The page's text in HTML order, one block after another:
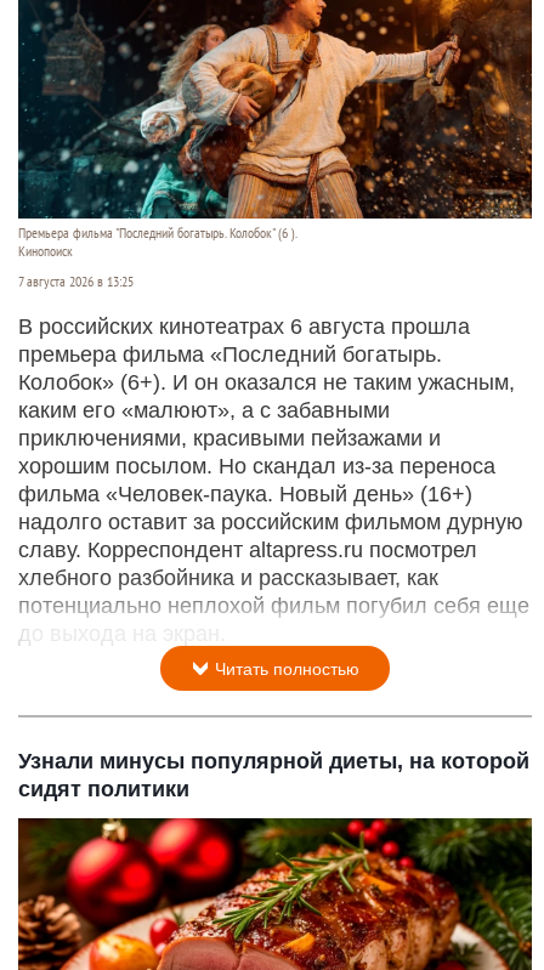
Премьера фильма "Последний богатырь. Колобок" (6 ).
Кинопоиск
7 августа 2026 в 13:25
В российских кинотеатрах 6 августа прошла
премьера фильма «Последний богатырь.
Колобок» (6+). И он оказался не таким ужасным,
каким его «малюют», а с забавными
приключениями, красивыми пейзажами и
хорошим посылом. Но скандал из-за переноса
фильма «Человек-паука. Новый день» (16+)
надолго оставит за российским фильмом дурную
славу. Корреспондент altapress.ru посмотрел
хлебного разбойника и рассказывает, как
потенциально неплохой фильм погубил себя еще
до выхода на экран.
Читать полностью
Узнали минусы популярной диеты, на которой
сидят политики